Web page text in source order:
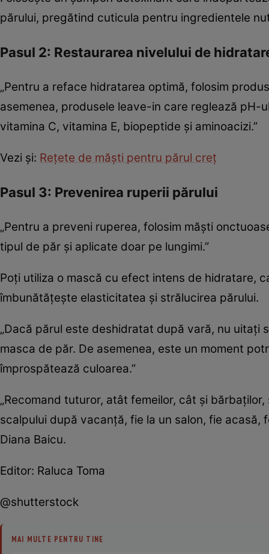
părului, pregătind cuticula pentru ingredientele
Pasul 2: Restaurarea nivelului de
„Pentru a reface hidratarea optimă, folosim
asemenea, produsele leave-in care reglează
vitamina C, vitamina E, biopeptide și aminoacizi.”
Vezi și: Reţete de măşti pentru părul creţ
Pasul 3: Prevenirea ruperii părului
„Pentru a preveni ruperea, folosim măști
tipul de păr și aplicate doar pe lungimi.”
Poți utiliza o mască cu efect intens de hidratare,
îmbunătățește elasticitatea și strălucirea părului.
„Dacă părul este deshidratat după vară, nu uitați
masca de păr. De asemenea, este un moment
împrospătează culoarea.”
„Recomand tuturor, atât femeilor, cât și
scalpului după vacanță, fie la un salon, fie
Diana Baicu.
Editor: Raluca Toma
@shutterstock
MAI MULTE PENTRU TINE